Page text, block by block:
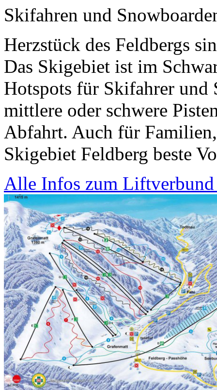
Skifahren und
Herzstück des Feldbergs
Das Skigebiet ist im
Hotspots für Skifahrer und
mittlere oder schwere
Abfahrt. Auch für
Skigebiet Feldberg beste
Alle Infos zum Liftverbund